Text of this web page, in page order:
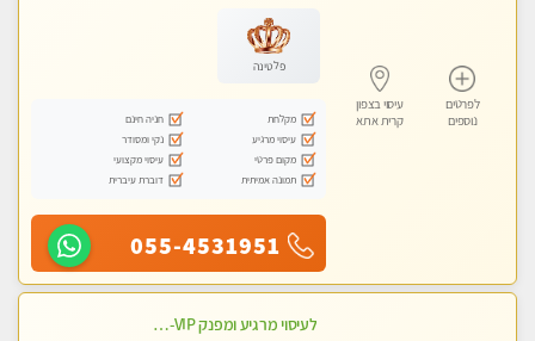
לפרטים
נוספים
עיסוי בצפון
קרית אתא
פלטינה
מקלחת
חניה חינם
עיסוי מרגיע
נקי ומסודר
מקום פרטי
עיסוי מקצועי
תמונה אמיתית
דוברת עיברית
055-4531951
לעיסוי מרגיע ומפנק VIP-מומלץ לחלוטין! פרטי! ​​​​​​ Highly recommended